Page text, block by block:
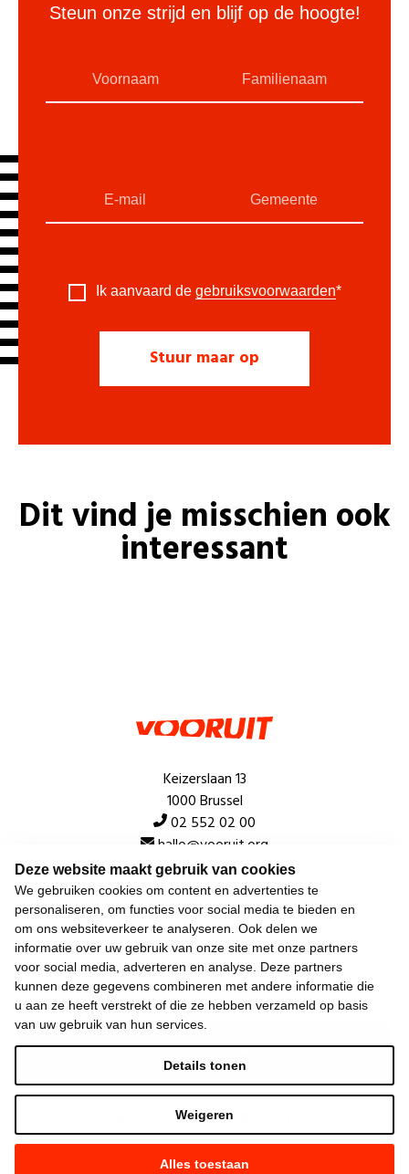
Deze website maakt gebruik van cookies
We gebruiken cookies om content en advertenties te
personaliseren, om functies voor social media te bieden en
om ons websiteverkeer te analyseren. Ook delen we
informatie over uw gebruik van onze site met onze partners
voor social media, adverteren en analyse. Deze partners
kunnen deze gegevens combineren met andere informatie die
u aan ze heeft verstrekt of die ze hebben verzameld op basis
van uw gebruik van hun services.
Alles toestaan
Weigeren
Details tonen
Steun onze strijd en blijf op de hoogte!
Ik aanvaard de gebruiksvoorwaarden*
Dit vind je misschien ook
interessant
Keizerslaan 13
1000 Brussel
02 552 02 00
hallo@vooruit.org
Snel
Over de beweging
Algemeen
Laatste nieuws